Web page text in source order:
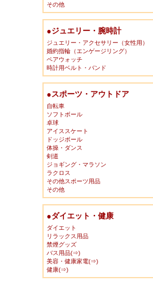
その他
●ジュエリー・腕時計
ジュエリー・アクセサリー（女性用）
婚約指輪（エンゲージリング）
ペアウォッチ
時計用ベルト・バンド
●スポーツ・アウトドア
自転車
ソフトボール
卓球
アイススケート
ドッジボール
体操・ダンス
剣道
ジョギング・マラソン
ラクロス
その他スポーツ用品
その他
●ダイエット・健康
ダイエット
リラックス用品
禁煙グッズ
バス用品(⇒)
美容・健康家電(⇒)
健康(⇒)